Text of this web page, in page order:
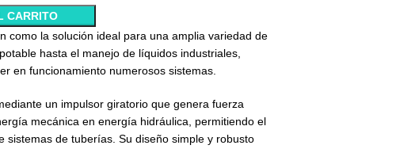
CARRITO
como la solución ideal para una amplia variedad de
hasta el manejo de líquidos industriales,
en funcionamiento numerosos sistemas.
un impulsor giratorio que genera fuerza
mecánica en energía hidráulica, permitiendo el
sistemas de tuberías. Su diseño simple y robusto